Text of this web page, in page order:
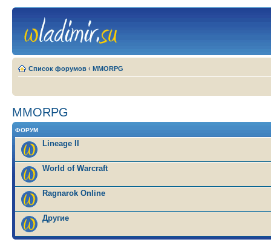
Список форумов ‹ MMORPG
MMORPG
ФОРУМ
Lineage II
World of Warcraft
Ragnarok Online
Другие